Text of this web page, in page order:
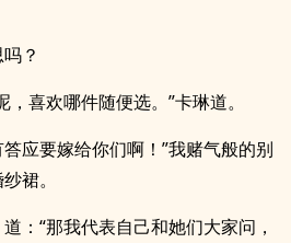
？
喜欢哪件随便选。”卡琳道。
应要嫁给你们啊！”我赌气般的别
裙。
：“那我代表自己和她们大家问，